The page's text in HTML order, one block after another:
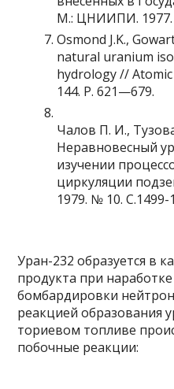
М.: ЦНИИПИ. 1977.
Osmond J.K.,
natural uranium
hydrology // Atomic
144. P. 621—679.
Чалов П. И.,
Неравновесный
изучении
циркуляции
1979. № 10. С.1499-
Уран-232 образуется в
продукта при
бомбардировки
реакцией образования
ториевом топливе
побочные реакции: